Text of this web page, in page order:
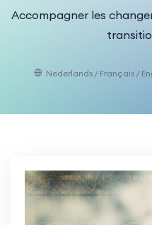
Accompagner les
Nederlands / Français /